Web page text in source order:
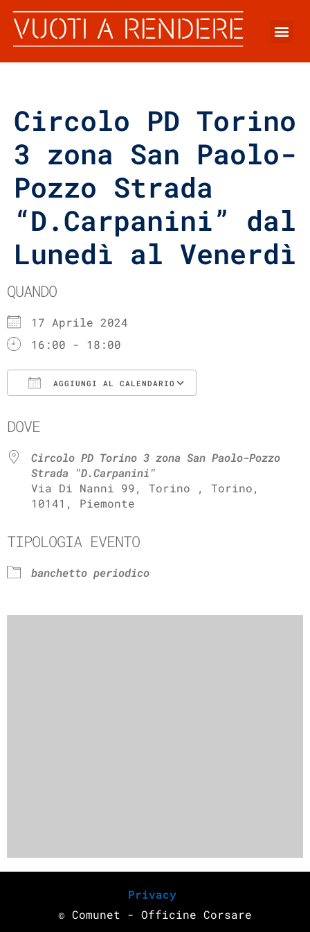
Circolo PD Torino
3 zona San Paolo-
Pozzo Strada
“D.Carpanini” dal
Lunedì al Venerdì
QUANDO
17 Aprile 2024
16:00 - 18:00
AGGIUNGI AL CALENDARIO
DOVE
Circolo PD Torino 3 zona San Paolo-Pozzo
Strada "D.Carpanini"
Via Di Nanni 99, Torino , Torino,
10141, Piemonte
TIPOLOGIA EVENTO
banchetto periodico
Privacy
© Comunet - Officine Corsare